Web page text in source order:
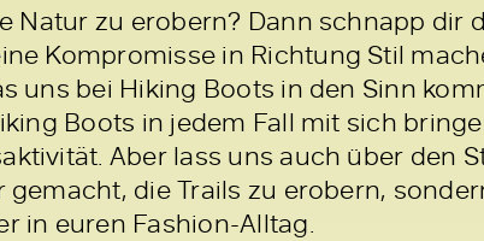
Natur zu erobern? Dann schnapp dir
Kompromisse in Richtung Stil
uns bei Hiking Boots in den Sinn
Boots in jedem Fall mit sich
Aber lass uns auch über den
gemacht, die Trails zu erobern,
in euren Fashion-Alltag.